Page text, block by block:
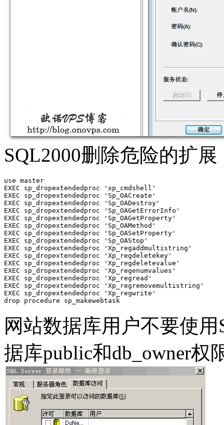
SQL2000删除危险的扩
use master
EXEC sp_dropextendedproc 'xp_cmdshell'
EXEC sp_dropextendedproc 'Sp_OACreate'
EXEC sp_dropextendedproc 'Sp_OADestroy'
EXEC sp_dropextendedproc 'Sp_OAGetErrorInfo'
EXEC sp_dropextendedproc 'Sp_OAGetProperty'
EXEC sp_dropextendedproc 'Sp_OAMethod'
EXEC sp_dropextendedproc 'Sp_OASetProperty'
EXEC sp_dropextendedproc 'Sp_OAStop'
EXEC sp_dropextendedproc 'Xp_regaddmultistring'
EXEC sp_dropextendedproc 'Xp_regdeletekey'
EXEC sp_dropextendedproc 'Xp_regdeletevalue'
EXEC sp_dropextendedproc 'Xp_regenumvalues'
EXEC sp_dropextendedproc 'Xp_regread'
EXEC sp_dropextendedproc 'Xp_regremovemultistring'
EXEC sp_dropextendedproc 'Xp_regwrite'
drop procedure sp_makewebtask
网站数据库用户不要使
据库public和db_owner权